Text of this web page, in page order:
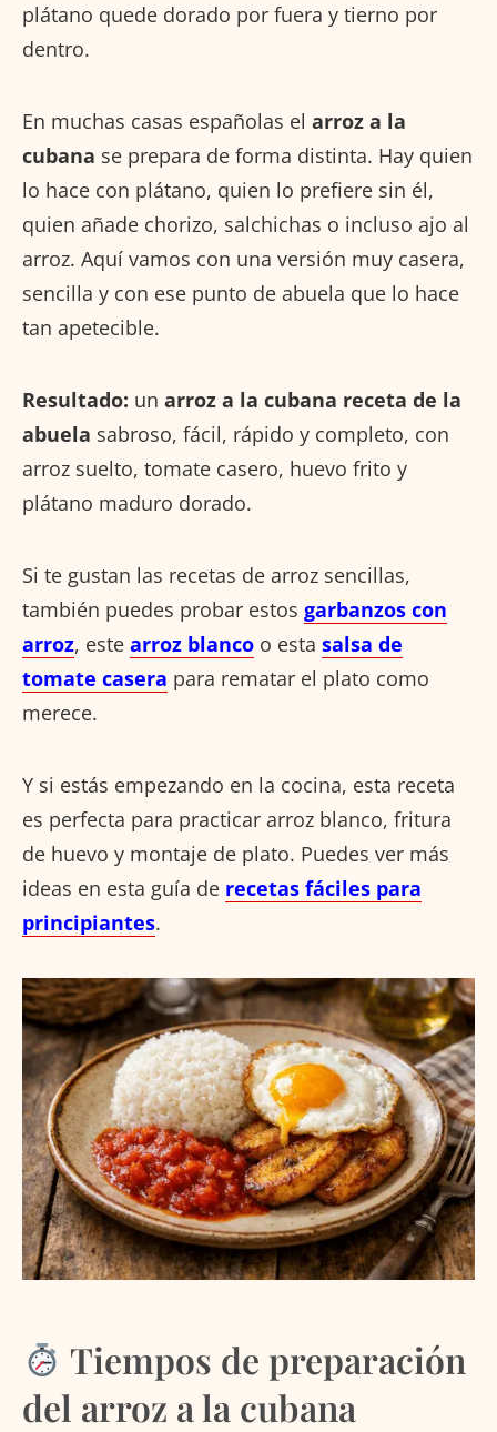
plátano quede dorado por fuera y tierno por
dentro.
En muchas casas españolas el arroz a la
cubana se prepara de forma distinta. Hay quien
lo hace con plátano, quien lo prefiere sin él,
quien añade chorizo, salchichas o incluso ajo al
arroz. Aquí vamos con una versión muy casera,
sencilla y con ese punto de abuela que lo hace
tan apetecible.
Resultado: un arroz a la cubana receta de la
abuela sabroso, fácil, rápido y completo, con
arroz suelto, tomate casero, huevo frito y
plátano maduro dorado.
Si te gustan las recetas de arroz sencillas,
también puedes probar estos garbanzos con
arroz, este arroz blanco o esta salsa de
tomate casera para rematar el plato como
merece.
Y si estás empezando en la cocina, esta receta
es perfecta para practicar arroz blanco, fritura
de huevo y montaje de plato. Puedes ver más
ideas en esta guía de recetas fáciles para
principiantes.
Tiempos de preparación
del arroz a la cubana